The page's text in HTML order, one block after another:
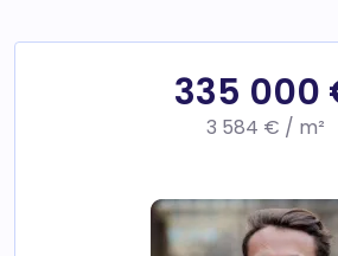
335 000
3 584 € / m²